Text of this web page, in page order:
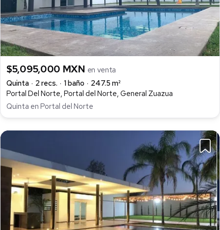
$5,095,000 MXN en venta
Quinta
2 recs. 1 baño
247.5 m²
Portal Del Norte, Portal del Norte, General Zuazua
Quinta en Portal del Norte